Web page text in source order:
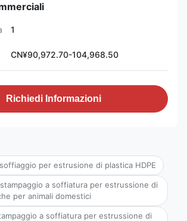
1
CN¥90,972.70-104,968.50
Richiedi Informazioni
per estrusione di plastica HDPE
a soffiatura per estrussione di
per animali domestici
a soffiatura per estrussione di